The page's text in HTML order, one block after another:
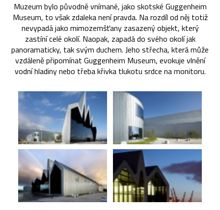
Muzeum bylo původně vnímané, jako skotské Guggenheim
Museum, to však zdaleka není pravda. Na rozdíl od něj totiž
nevypadá jako mimozemšťany zasazený objekt, který
zastíní celé okolí. Naopak, zapadá do svého okolí jak
panoramaticky, tak svým duchem. Jeho střecha, která může
vzdáleně připomínat Guggenheim Museum, evokuje vlnění
vodní hladiny nebo třeba křivka tlukotu srdce na monitoru.